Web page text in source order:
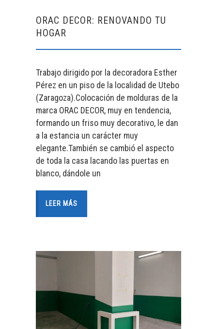
ORAC DECOR: RENOVANDO TU
HOGAR
Trabajo dirigido por la decoradora Esther
Pérez en un piso de la localidad de Utebo
(Zaragoza).Colocación de molduras de la
marca ORAC DECOR, muy en tendencia,
formando un friso muy decorativo, le dan
a la estancia un carácter muy
elegante.También se cambió el aspecto
de toda la casa lacando las puertas en
blanco, dándole un
LEER MÁS